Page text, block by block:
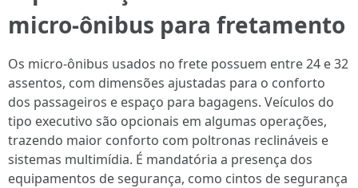
micro-ônibus para fretamento
Os micro-ônibus usados no frete possuem entre 24 e 32
assentos, com dimensões ajustadas para o conforto
dos passageiros e espaço para bagagens. Veículos do
tipo executivo são opcionais em algumas operações,
trazendo maior conforto com poltronas reclináveis e
sistemas multimídia. É mandatória a presença dos
equipamentos de segurança, como cintos de segurança